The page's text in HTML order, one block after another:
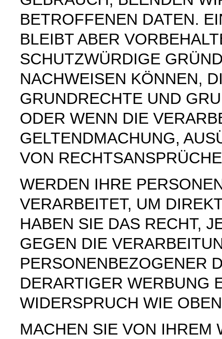
BETROFFENEN DATEN.
BLEIBT ABER
SCHUTZWÜRDIGE
NACHWEISEN KÖNNEN,
GRUNDRECHTE UND
ODER WENN DIE
GELTENDMACHUNG,
VON
WERDEN IHRE
VERARBEITET, UM
HABEN SIE DAS RECHT,
GEGEN DIE
PERSONENBEZOGENER
DERARTIGER WERBUNG
WIDERSPRUCH WIE
MACHEN SIE VON IHREM